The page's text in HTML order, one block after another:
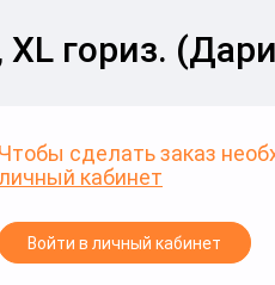
гориз.
Чтобы сделать заказ
личный кабинет
Войти в личный кабинет